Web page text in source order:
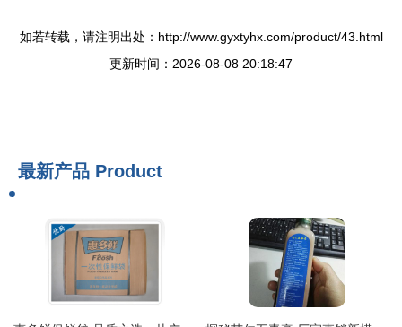
如若转载，请注明出处：http://www.gyxtyhx.com/product/43.html
更新时间：2026-08-08 20:18:47
最新产品 Product